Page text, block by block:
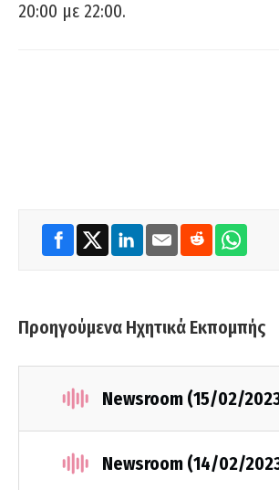
20:00 με 22:00.
Προηγούμενα Ηχητικά Εκπομπής
Newsroom (15/02/
Newsroom (14/02/